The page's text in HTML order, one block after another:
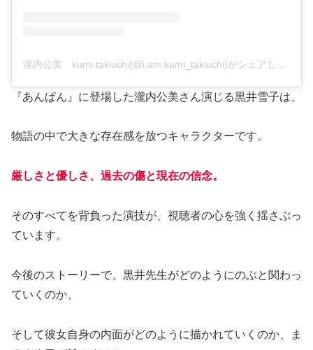
『あんぱん』に登場した瀧内公美さん演じる黒井雪子は、
物語の中で大きな存在感を放つキャラクターです。
厳しさと優しさ、過去の傷と現在の信念。
そのすべてを背負った演技が、視聴者の心を強く揺さぶっ
ています。
今後のストーリーで、黒井先生がどのようにのぶと関わっ
ていくのか、
そして彼女自身の内面がどのように描かれていくのか、ま